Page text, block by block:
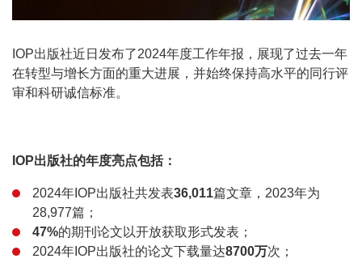
IOP出版社近日发布了2024年度工作年报，展现了过去一年
在转型与增长方面的重大进展，并始终保持高水平的同行评
审和科研诚信标准。
IOP出版社的年度亮点包括：
2024年IOP出版社共发表36,011篇文章，2023年为
28,977篇；
47%的期刊论文以开放获取形式发表；
2024年IOP出版社的论文下载量达8700万次；